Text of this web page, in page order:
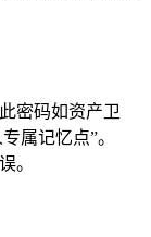
密码如资产卫
属记忆点”。
。